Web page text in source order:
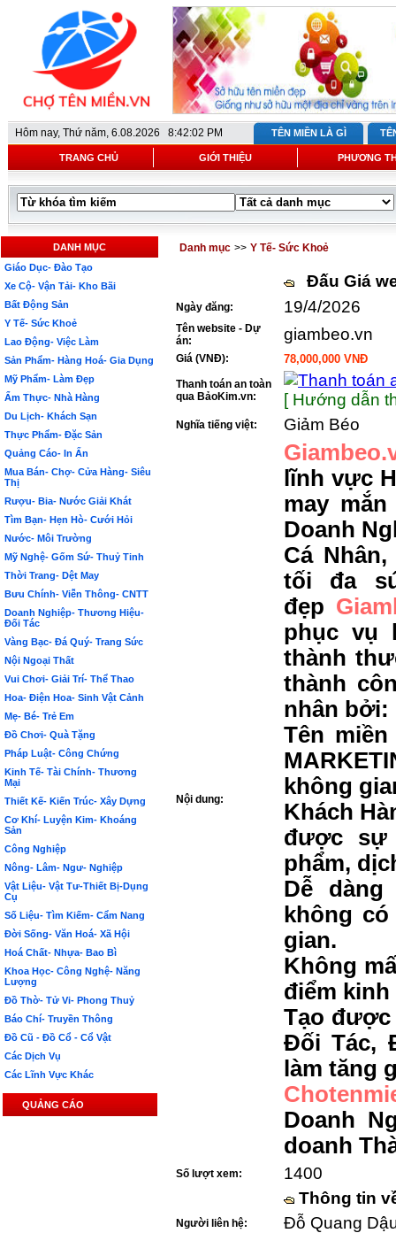
Hôm nay, Thứ năm, 6.08.2026 8:42:02 PM TÊN MIỀN LÀ GÌ
TRANG CHỦ GIỚI THIỆU PHƯƠNG
DANH MỤC
Giáo Dục- Đào Tạo
Xe Cộ- Vận Tải- Kho Bãi
Bất Động Sản
Y Tế- Sức Khoẻ
Lao Động- Việc Làm
Sản Phẩm- Hàng Hoá- Gia Dụng
Mỹ Phẩm- Làm Đẹp
Ẩm Thực- Nhà Hàng
Du Lịch- Khách Sạn
Thực Phẩm- Đặc Sản
Quảng Cáo- In Ấn
Mua Bán- Chợ- Cửa Hàng- Siêu
Thị
Rượu- Bia- Nước Giải Khát
Tìm Bạn- Hẹn Hò- Cưới Hỏi
Nước- Môi Trường
Mỹ Nghệ- Gốm Sứ- Thuỷ Tinh
Thời Trang- Dệt May
Bưu Chính- Viễn Thông- CNTT
Doanh Nghiệp- Thương Hiệu-
Đối Tác
Vàng Bạc- Đá Quý- Trang Sức
Nội Ngoại Thất
Vui Chơi- Giải Trí- Thể Thao
Hoa- Điện Hoa- Sinh Vật Cảnh
Mẹ- Bé- Trẻ Em
Đồ Chơi- Quà Tặng
Pháp Luật- Công Chứng
Kinh Tế- Tài Chính- Thương
Mại
Thiết Kế- Kiến Trúc- Xây Dựng
Cơ Khí- Luyện Kim- Khoáng
Sản
Công Nghiệp
Nông- Lâm- Ngư- Nghiệp
Vật Liệu- Vật Tư-Thiết Bị-Dụng
Cụ
Số Liệu- Tìm Kiếm- Cẩm Nang
Đời Sống- Văn Hoá- Xã Hội
Hoá Chất- Nhựa- Bao Bì
Khoa Học- Công Nghệ- Năng
Lượng
Đồ Thờ- Tử Vi- Phong Thuỷ
Báo Chí- Truyền Thông
Đồ Cũ - Đồ Cổ - Cổ Vật
Các Dịch Vụ
Các Lĩnh Vực Khác
QUẢNG CÁO
Danh mục >> Y Tế- Sức Khoẻ
Đấu Giá
Ngày đăng: 19/4/2026
Tên website - Dự
án:
giambeo.vn
Giá (VNĐ): 78,000,000 VNĐ
Thanh toán an toàn
qua BảoKim.vn:
[ Hướng dẫn
Nghĩa tiếng việt: Giảm Béo
Nội dung:
lĩnh vực
may
Doanh
Cá
tối đa
đẹp
phục vụ
thành
thành
nhân bởi:
Tên
không
Khách
được sự
phẩm,
Dễ
không
gian.
Không
điểm kinh
Tạo được
Đối Tác,
làm tăng
Doanh
doanh
Số lượt xem:
1400
Thông tin
Người liên hệ: Đỗ Quang